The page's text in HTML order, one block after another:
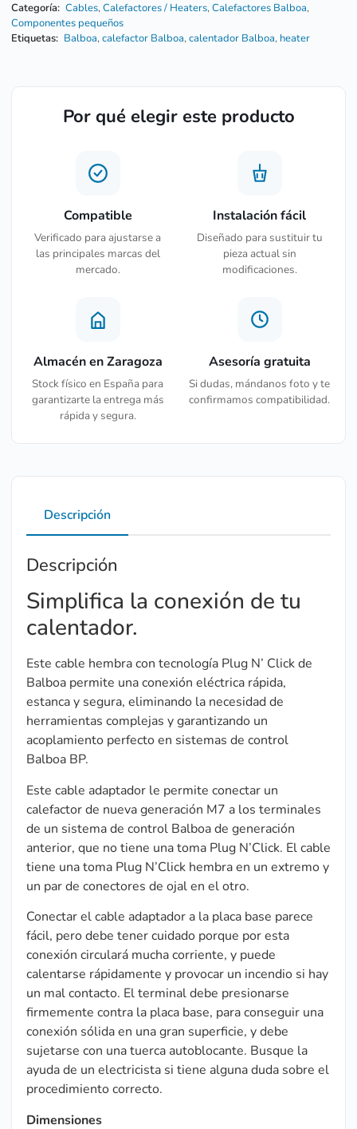
Categoría: Cables,Calefactores / Heaters,Calefactores Balboa,
Componentes pequeños
Etiquetas: Balboa,calefactor Balboa,calentador Balboa, heater
Por qué elegir este producto
Compatible
Verificado para ajustarse a
las principales marcas del
mercado.
Instalación fácil
Diseñado para sustituir tu
pieza actual sin
modificaciones.
Almacén en Zaragoza
Stock físico en España para
garantizarte la entrega más
rápida y segura.
Asesoría gratuita
Si dudas, mándanos foto y te
confirmamos compatibilidad.
Descripción
Descripción
Simplifica la conexión de tu
calentador.
Este cable hembra con tecnología Plug N’ Click de
Balboa permite una conexión eléctrica rápida,
estanca y segura, eliminando la necesidad de
herramientas complejas y garantizando un
acoplamiento perfecto en sistemas de control
Balboa BP.
Este cable adaptador le permite conectar un
calefactor de nueva generación M7 a los terminales
de un sistema de control Balboa de generación
anterior, que no tiene una toma Plug N’Click. El cable
tiene una toma Plug N’Click hembra en un extremo y
un par de conectores de ojal en el otro.
Conectar el cable adaptador a la placa base parece
fácil, pero debe tener cuidado porque por esta
conexión circulará mucha corriente, y puede
calentarse rápidamente y provocar un incendio si hay
un mal contacto. El terminal debe presionarse
firmemente contra la placa base, para conseguir una
conexión sólida en una gran superficie, y debe
sujetarse con una tuerca autoblocante. Busque la
ayuda de un electricista si tiene alguna duda sobre el
procedimiento correcto.
Dimensiones